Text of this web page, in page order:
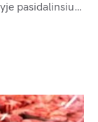
pasidalinsiu…